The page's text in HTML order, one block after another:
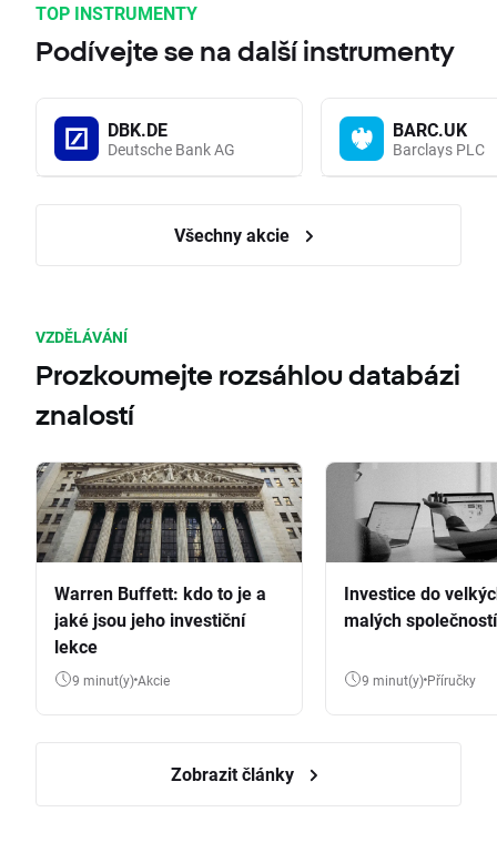
TOP INSTRUMENTY
Podívejte se na další instrumenty
DBK.DE
Deutsche Bank AG
BARC.UK
Barclays PLC
Všechny akcie
VZDĚLÁVÁNÍ
Prozkoumejte rozsáhlou databázi
znalostí
Warren Buffett: kdo to je a
jaké jsou jeho investiční
lekce
9 minut(y) Akcie
Investice do
malých společností
9 minut(y) Příručky
Zobrazit články